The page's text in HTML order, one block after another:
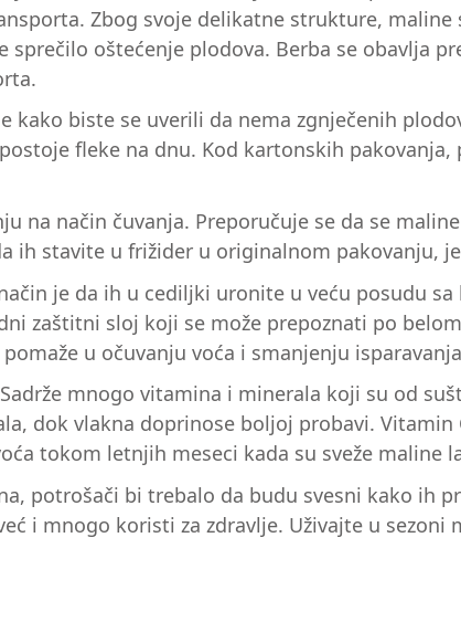
Zbog svoje delikatne strukture,
oštećenje plodova. Berba se obavlja
kako biste se uverili da nema zgnječenih
fleke na dnu. Kod kartonskih
na način čuvanja. Preporučuje se da se
ih stavite u frižider u originalnom pakovanju,
je da ih u cediljki uronite u veću posudu
zaštitni sloj koji se može prepoznati po
u očuvanju voća i smanjenju
mnogo vitamina i minerala koji su od
dok vlakna doprinosе boljoj probavi.
tokom letnjih meseci kada su sveže maline
potrošači bi trebalo da budu svesni kako ih
i mnogo koristi za zdravlje. Uživajte u